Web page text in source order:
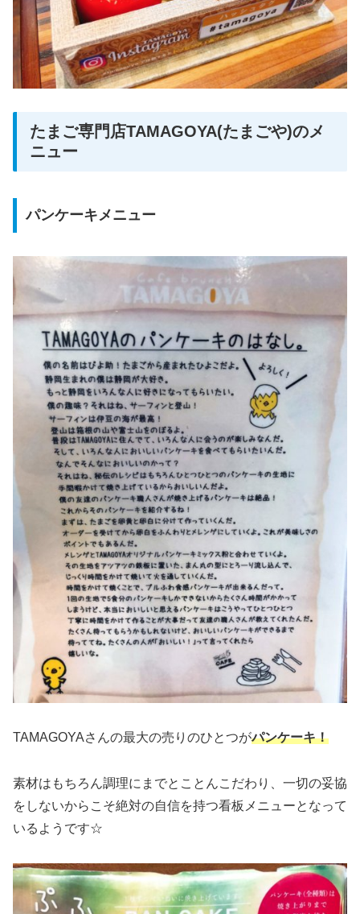
たまご専門店TAMAGOYA(たまごや)のメ
ニュー
パンケーキメニュー
TAMAGOYAさんの最大の売りのひとつがパンケーキ！
素材はもちろん調理にまでとことんこだわり、一切の妥協
をしないからこそ絶対の自信を持つ看板メニューとなって
いるようです☆